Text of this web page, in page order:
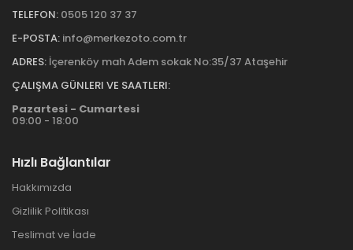
TELEFON: 0505 120 37 37
E-POSTA: info@merkezoto.com.tr
ADRES: İçerenköy mah Adem sokak No:35/37 Ataşehir
ÇALIŞMA GÜNLERI VE SAATLERI:
Pazartesi - Cumartesi
09:00 - 18:00
Hızlı Bağlantılar
Hakkımızda
Gizlilik Politikası
Teslimat ve İade